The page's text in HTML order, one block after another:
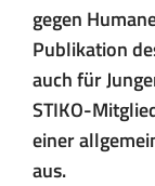
gegen
Publikation
auch für
STIKO-
einer
aus.